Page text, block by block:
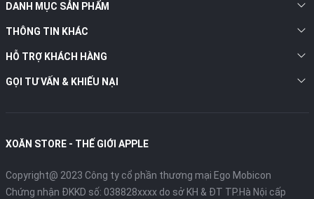
DANH MỤC SẢN PHẨM
THÔNG TIN KHÁC
HỖ TRỢ KHÁCH HÀNG
GỌI TƯ VẤN & KHIẾU NẠI
XOĂN STORE - THẾ GIỚI APPLE
Copyright@ 2023 Công ty cổ phần thương mại Ego Mobicon
Chứng nhận ĐKKD số: 038828xxxx do sở KH & ĐT TP.Hà Nội cấp